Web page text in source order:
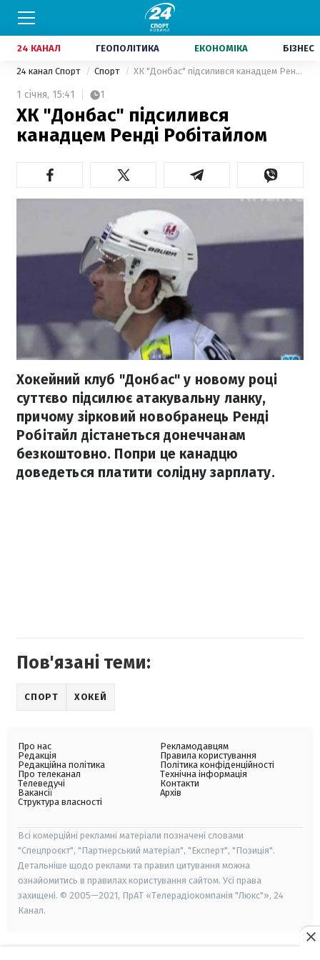
24 КАНАЛ ГЕОПОЛІТИКА ЕКОНОМІКА БІЗНЕС
24 канал Спорт Спорт ХК "Донбас" підсилився канадцем Ренді Робітайлом
1 січня, 15:41 1
ХК "Донбас" підсилився
канадцем Ренді Робітайлом
Хокейний клуб "Донбас" у новому році
суттєво підсилює атакувальну ланку,
причому зірковий новобранець Ренді
Робітайл дістанеться донеччанам
безкоштовно. Попри це канадцю
доведеться платити солідну зарплату.
Пов'язані теми:
СПОРТ ХОКЕЙ
Про нас
Редакція
Редакційна політика
Про телеканал
Телеведучі
Вакансії
Структура власності
Рекламодавцям
Правила користування
Політика конфіденційності
Технічна інформація
Контакти
Архів
Всі комерційні рекламні матеріали позначені словами
"Спецпроєкт", "Партнерський матеріал", "Експерт", "Позиція".
Детальніше щодо реклами та правил цитування можна
ознайомитись в правилах користування сайтом. Усі права
захищені. © 2005—2021, ПрАТ «Телерадіокомпанія "Люкс"», 24
Канал.